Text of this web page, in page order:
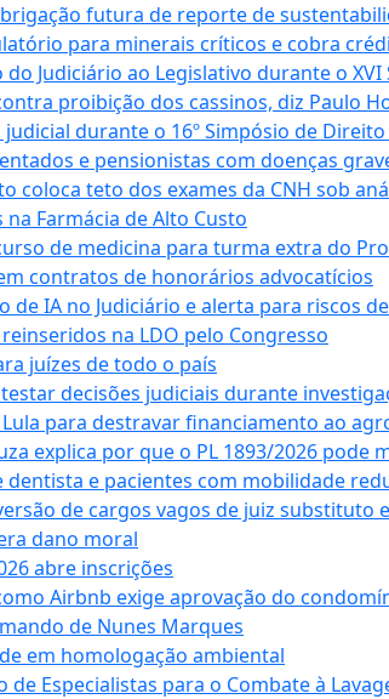
futura de reporte de
para minerais críticos e cobra
Judiciário ao Legislativo durante o
proibição dos cassinos, diz Paulo
durante o 16º Simpósio de
e pensionistas com doenças
teto dos exames da CNH sob
Farmácia de Alto Custo
de medicina para turma extra do
contratos de honorários advocatícios
de IA no Judiciário e alerta para riscos
na LDO pelo Congresso
juízes de todo o país
decisões judiciais durante
para destravar financiamento ao
explica por que o PL 1893/2026
e pacientes com mobilidade
de cargos vagos de juiz substituto
dano moral
abre inscrições
Airbnb exige aprovação do
de Nunes Marques
em homologação ambiental
Especialistas para o Combate à